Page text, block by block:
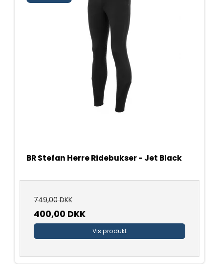
BR Stefan Herre Ridebukser - Jet Black
749,00 DKK
400,00 DKK
Vis produkt